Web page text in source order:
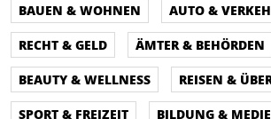
BAUEN & WOHNEN
AUTO &
RECHT & GELD
ÄMTER & BEHÖRDEN
BEAUTY & WELLNESS
REISEN &
SPORT & FREIZEIT
BILDUNG &